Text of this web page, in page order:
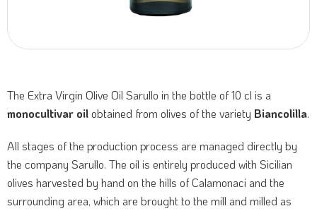
The Extra Virgin Olive Oil Sarullo in the bottle of 10 cl is a
monocultivar oilobtained from olives of the variety Biancolilla.
All stages of the production process are managed directly by
the company Sarullo. The oil is entirely produced with Sicilian
olives harvested by hand on the hills of Calamonaci and the
surrounding area, which are brought to the mill and milled as